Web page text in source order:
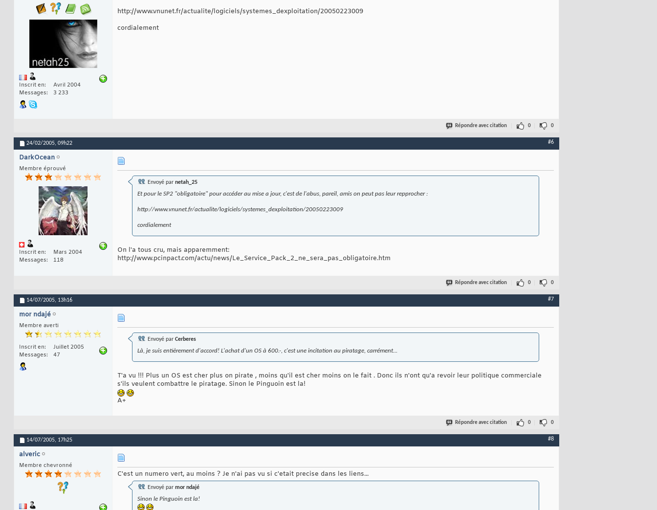
Inscrit en
Avril 2004
Messages
3 233
http://www.vnunet.fr/actualite/logiciels/systemes_dexploitation/20050223009
cordialement
Répondre avec citation 0 0
24/02/2005, 09h22 #6
DarkOcean
Membre éprouvé
Inscrit en
Mars 2004
Messages
118
Envoyé par netah_25
Et pour le SP2 "obligatoire" pour accéder au mise a jour, c'est de l'abus, pareil, amis on peut pas leur repprocher :
http://www.vnunet.fr/actualite/logiciels/systemes_dexploitation/20050223009
cordialement
On l'a tous cru, mais apparemment:
http://www.pcinpact.com/actu/news/Le_Service_Pack_2_ne_sera_pas_obligatoire.htm
Répondre avec citation 0 0
14/07/2005, 13h16 #7
mor ndajé
Membre averti
Inscrit en
Juillet 2005
Messages
47
Envoyé par Cerberes
Là, je suis entièrement d'accord! L'achat d'un OS à 600.-, c'est une incitation au piratage, carrément...
T'a vu !!! Plus un OS est cher plus on pirate , moins qu'il est cher moins on le fait . Donc ils n'ont qu'a revoir leur politique commerciale
s'ils veulent combattre le piratage. Sinon le Pinguoin est la!
A+
Répondre avec citation 0 0
14/07/2005, 17h25 #8
alveric
Membre chevronné
C'est un numero vert, au moins ? Je n'ai pas vu si c'etait precise dans les liens...
Envoyé par mor ndajé
Sinon le Pinguoin est la!